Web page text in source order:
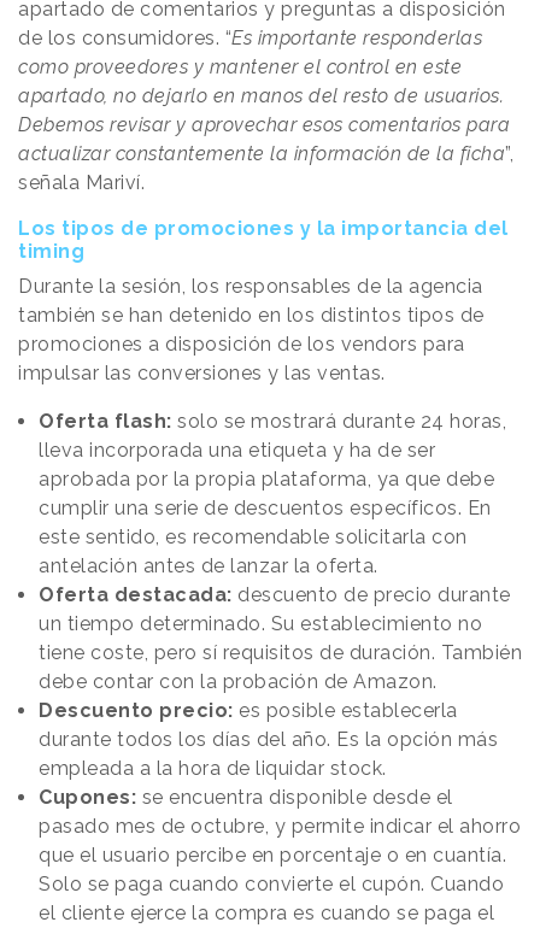
apartado de comentarios y preguntas a disposición
de los consumidores. “Es importante responderlas
como proveedores y mantener el control en este
apartado, no dejarlo en manos del resto de usuarios.
Debemos revisar y aprovechar esos comentarios para
actualizar constantemente la información de la ficha”,
señala Mariví.
Los tipos de promociones y la importancia del
timing
Durante la sesión, los responsables de la agencia
también se han detenido en los distintos tipos de
promociones a disposición de los vendors para
impulsar las conversiones y las ventas.
Oferta flash: solo se mostrará durante 24 horas,
lleva incorporada una etiqueta y ha de ser
aprobada por la propia plataforma, ya que debe
cumplir una serie de descuentos específicos. En
este sentido, es recomendable solicitarla con
antelación antes de lanzar la oferta.
Oferta destacada: descuento de precio durante
un tiempo determinado. Su establecimiento no
tiene coste, pero sí requisitos de duración. También
debe contar con la probación de Amazon.
Descuento precio: es posible establecerla
durante todos los días del año. Es la opción más
empleada a la hora de liquidar stock.
Cupones: se encuentra disponible desde el
pasado mes de octubre, y permite indicar el ahorro
que el usuario percibe en porcentaje o en cuantía.
Solo se paga cuando convierte el cupón. Cuando
el cliente ejerce la compra es cuando se paga el